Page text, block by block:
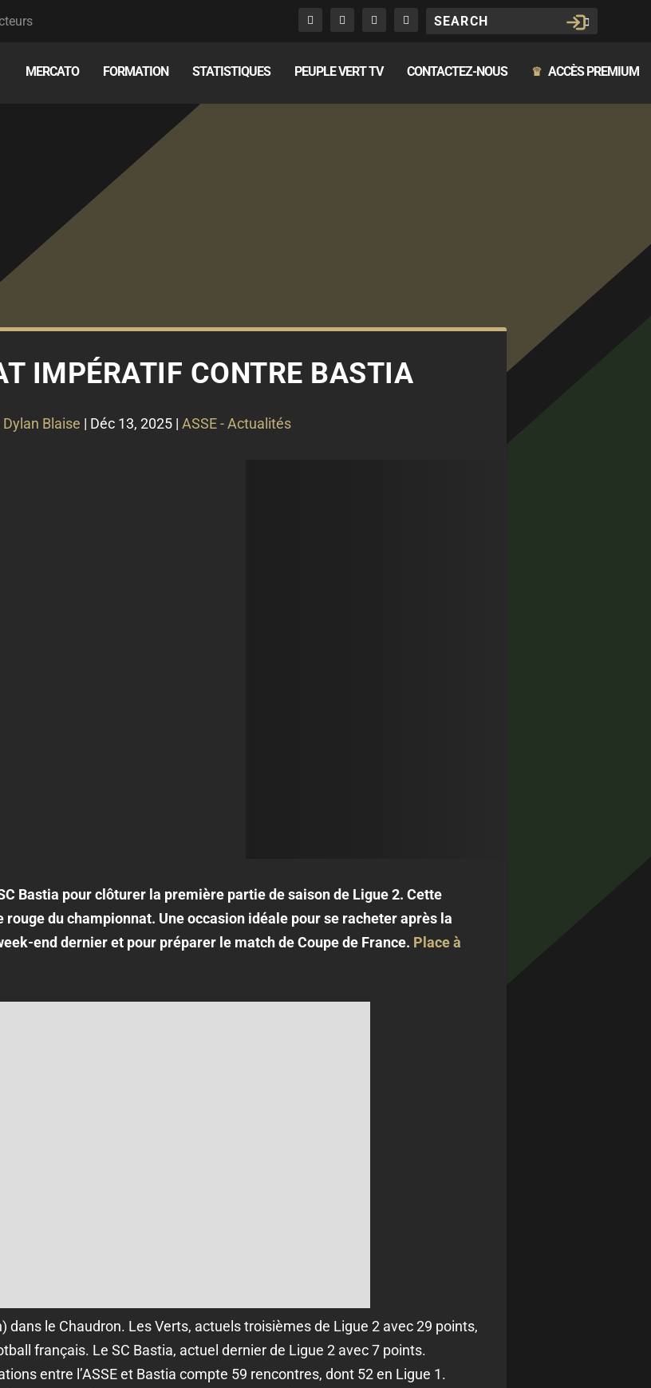
MERCATO FORMATION STATISTIQUES PEUPLE VERT TV CONTACTEZ-NOUS ♛ ACCÈS PREMIUM
IMPÉRATIF CONTRE BASTIA
Dylan Blaise | Déc 13, 2025| ASSE - Actualités
Bastia pour clôturer la première partie de saison de Ligue 2. Cette
du championnat. Une occasion idéale pour se racheter après la
end dernier et pour préparer le match de Coupe de France. Place à
dans le Chaudron. Les Verts, actuels troisièmes de Ligue 2 avec 29 points,
français. Le SC Bastia, actuel dernier de Ligue 2 avec 7 points.
entre l’ASSE et Bastia compte 59 rencontres, dont 52 en Ligue 1.